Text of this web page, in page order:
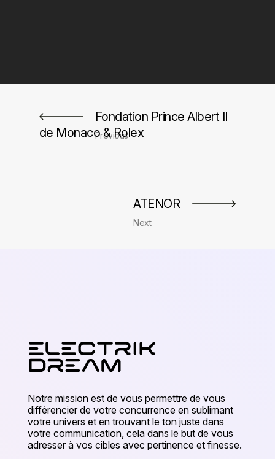
←
Fondation Prince Albert II
de Monaco & Rolex
ATENOR →
Notre mission est de vous permettre de vous
différencier de votre concurrence en sublimant
votre univers et en trouvant le ton juste dans
votre communication, cela dans le but de vous
adresser à vos cibles avec pertinence et finesse.